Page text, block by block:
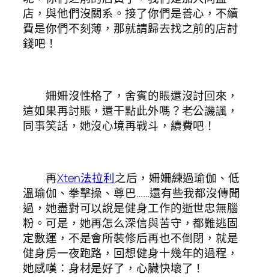
店，與他們沒關系。接了你們是善心，不續
費是你們不刻薄，那就請歸去找之前的店討
錢吧！
姍姍沒性格了，舍賓的賬還沒討回來，
這如果再討賬，還干點此外嗎？老公譏諷，
同事笑話，她沒心境再戰斗，續費吧！
再Xten法拉利之后，姍姍練過瑜伽、低
溫瑜伽、拳擊操、尊巴……還有些我都沒傳聞
過，她盡對可以說是健身工作的逝世忠無腦
粉。可是，她再怎么深信與苦守，都難逃固
定數運，不是會所裝修后再也不倒閉，就是
健身房一夜跑路，回想健身十幾年的過程，
她感嘆：身材是好了，心臟快壞了！